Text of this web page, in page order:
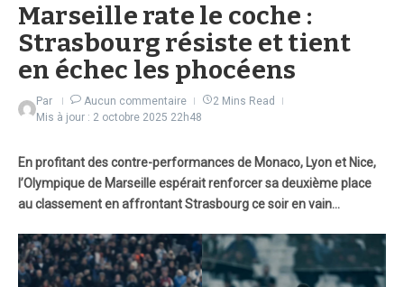
Marseille rate le coche :
Strasbourg résiste et tient
en échec les phocéens
Par Aucun commentaire
2 Mins Read
Mis à jour : 2 octobre 2025 22h48
En profitant des contre-performances de Monaco, Lyon et Nice,
l’Olympique de Marseille espérait renforcer sa deuxième place
au classement en affrontant Strasbourg ce soir en vain…